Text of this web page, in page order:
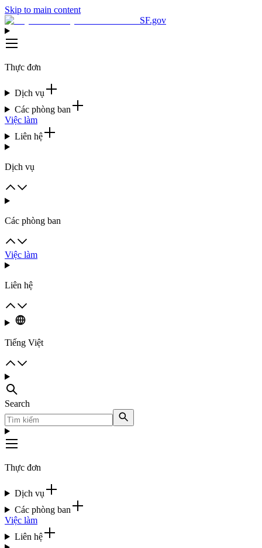
Skip to main content
SF.gov
Thực đơn
Dịch vụ
Các phòng ban
Việc làm
Liên hệ
Dịch vụ
Các phòng ban
Việc làm
Liên hệ
Tiếng Việt
Search
Thực đơn
Dịch vụ
Các phòng ban
Việc làm
Liên hệ